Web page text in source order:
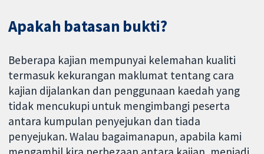
Apakah batasan bukti?
Beberapa kajian mempunyai kelemahan kualiti
termasuk kekurangan maklumat tentang cara
kajian dijalankan dan penggunaan kaedah yang
tidak mencukupi untuk mengimbangi peserta
antara kumpulan penyejukan dan tiada
penyejukan. Walau bagaimanapun, apabila kami